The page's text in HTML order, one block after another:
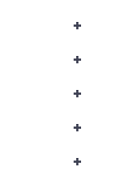
+
+
+
+
+